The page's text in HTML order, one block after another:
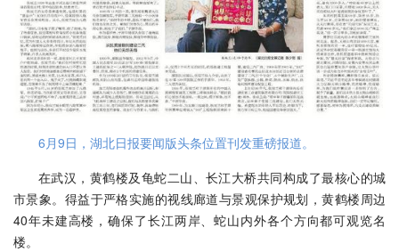
6月9日，湖北日报要闻版头条位置刊发重磅报道。
在武汉，黄鹤楼及龟蛇二山、长江大桥共同构成了最核心的城
市景象。得益于严格实施的视线廊道与景观保护规划，黄鹤楼周边
40年未建高楼，确保了长江两岸、蛇山内外各个方向都可观览名
楼。